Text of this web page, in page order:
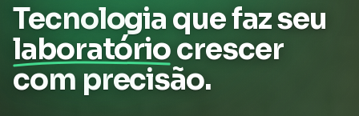
Tecnologia que faz seu
laboratóriocrescer
com precisão.